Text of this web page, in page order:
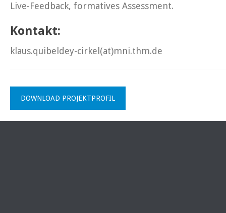
Live-Feedback, formatives Assessment.
Kontakt:
klaus.quibeldey-cirkel(at)mni.thm.de
DOWNLOAD PROJEKTPROFIL